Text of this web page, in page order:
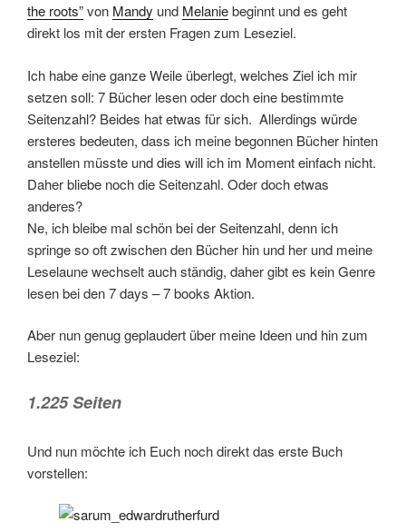
the roots”von Mandy und Melaniebeginnt und es geht
direkt los mit der ersten Fragen zum Leseziel.
Ich habe eine ganze Weile überlegt, welches Ziel ich mir
setzen soll: 7 Bücher lesen oder doch eine bestimmte
Seitenzahl? Beides hat etwas für sich. Allerdings würde
ersteres bedeuten, dass ich meine begonnen Bücher hinten
anstellen müsste und dies will ich im Moment einfach nicht.
Daher bliebe noch die Seitenzahl. Oder doch etwas
anderes?
Ne, ich bleibe mal schön bei der Seitenzahl, denn ich
springe so oft zwischen den Bücher hin und her und meine
Leselaune wechselt auch ständig, daher gibt es kein Genre
lesen bei den 7 days – 7 books Aktion.
Aber nun genug geplaudert über meine Ideen und hin zum
Leseziel:
1.225 Seiten
Und nun möchte ich Euch noch direkt das erste Buch
vorstellen: